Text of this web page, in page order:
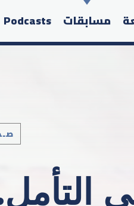
مسابقات Podcasts
website: